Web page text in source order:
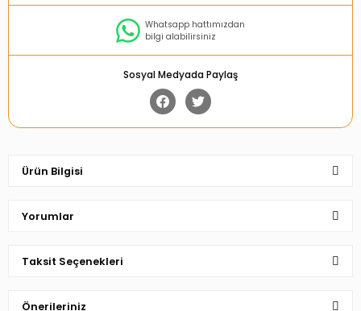
Whatsapp hattımızdan
bilgi alabilirsiniz
Sosyal Medyada Paylaş
Ürün Bilgisi
Yorumlar
Taksit Seçenekleri
Önerileriniz